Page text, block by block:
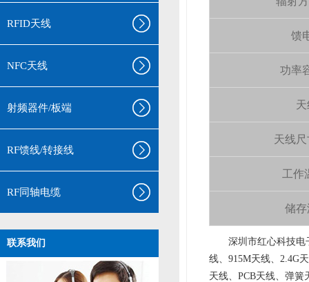
RFID天线
NFC天线
射频器件/板端
RF馈线/转接线
RF同轴电缆
联系我们
馈
功率
天
天线尺
工作
储存
深圳市红心科技电
线、915M天线、2.4G
天线、PCB天线、弹